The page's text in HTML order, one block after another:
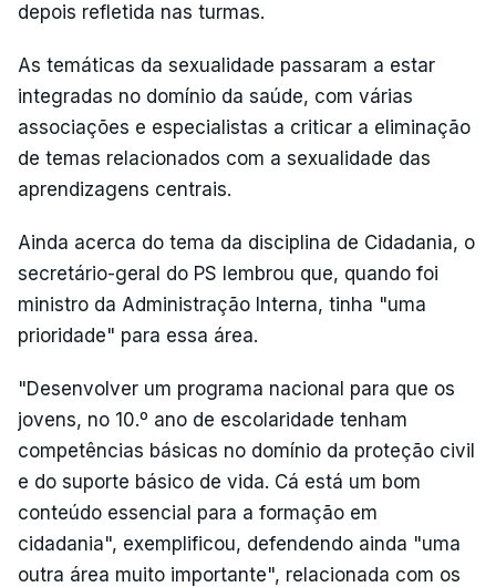
depois refletida nas turmas.
As temáticas da sexualidade passaram a estar
integradas no domínio da saúde, com várias
associações e especialistas a criticar a eliminação
de temas relacionados com a sexualidade das
aprendizagens centrais.
Ainda acerca do tema da disciplina de Cidadania, o
secretário-geral do PS lembrou que, quando foi
ministro da Administração Interna, tinha "uma
prioridade" para essa área.
"Desenvolver um programa nacional para que os
jovens, no 10.º ano de escolaridade tenham
competências básicas no domínio da proteção civil
e do suporte básico de vida. Cá está um bom
conteúdo essencial para a formação em
cidadania", exemplificou, defendendo ainda "uma
outra área muito importante", relacionada com os